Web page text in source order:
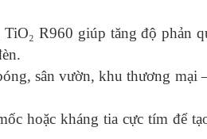
R960 giúp tăng độ phản
sân vườn, khu thương
hoặc kháng tia cực tím để